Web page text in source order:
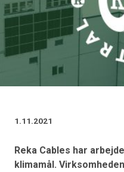
1.11.2021
Reka Cables har
klimamål.